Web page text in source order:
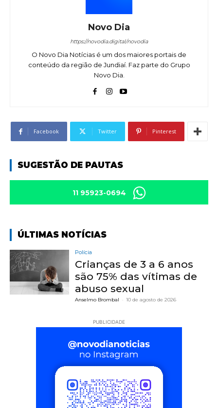
Novo Dia
https://novodia.digital/novodia
O Novo Dia Notícias é um dos maiores portais de
conteúdo da região de Jundiaí. Faz parte do Grupo
Novo Dia.
Facebook Twitter Pinterest
SUGESTÃO DE PAUTAS
11 95923-0694
ÚLTIMAS NOTÍCIAS
Polícia
Crianças de 3 a 6 anos
são 75% das vítimas de
abuso sexual
Anselmo Brombal - 10 de agosto de 2026
PUBLICIDADE